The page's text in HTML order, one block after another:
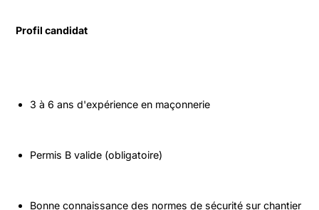
Profil candidat
3 à 6 ans d'expérience en maçonnerie
Permis B valide (obligatoire)
Bonne connaissance des normes de sécurité sur chantier